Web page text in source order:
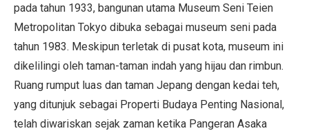
pada tahun 1933, bangunan utama Museum Seni Teien
Metropolitan Tokyo dibuka sebagai museum seni pada
tahun 1983. Meskipun terletak di pusat kota, museum ini
dikelilingi oleh taman-taman indah yang hijau dan rimbun.
Ruang rumput luas dan taman Jepang dengan kedai teh,
yang ditunjuk sebagai Properti Budaya Penting Nasional,
telah diwariskan sejak zaman ketika Pangeran Asaka